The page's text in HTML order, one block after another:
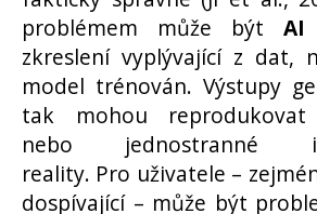
problémem může být AI
zkreslení vyplývající z dat,
model trénován. Výstupy
tak mohou reprodukovat
nebo jednostranné
reality. Pro uživatele –
dospívající – může být